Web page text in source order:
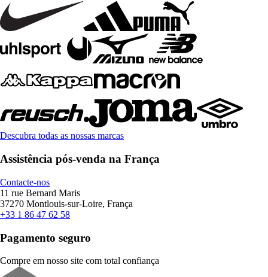
Descubra todas as nossas marcas
Assistência pós-venda na França
Contacte-nos
11 rue Bernard Maris
37270 Montlouis-sur-Loire, França
+33 1 86 47 62 58
Pagamento seguro
Compre em nosso site com total confiança